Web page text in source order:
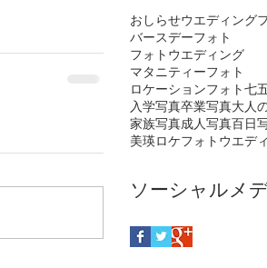
おしらせウエディング
バースデーフォト
フォトウエディング
マタニティーフォト
ロケーションフォト七
入学写真卒業写真大人
家族写真成人写真百日
美瑛ロケフォトウエデ
ソーシャルメ